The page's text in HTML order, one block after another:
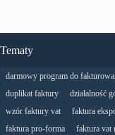
Tematy
darmowy program do
duplikat faktury
działalność
wzór faktury vat
faktura
faktura pro-forma
faktura vat